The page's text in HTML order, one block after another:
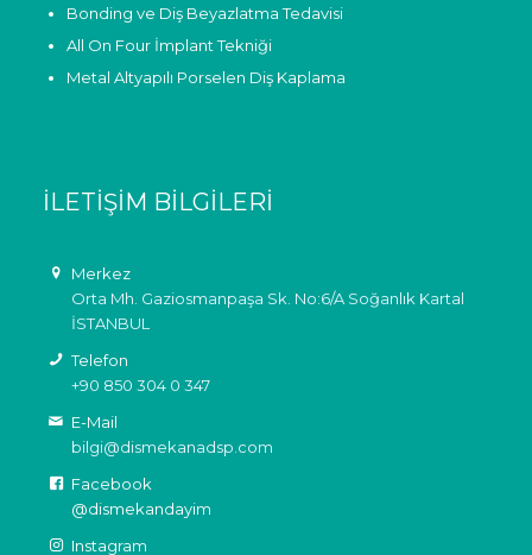
Bonding ve Diş Beyazlatma Tedavisi
All On Four İmplant Tekniği
Metal Altyapılı Porselen Diş Kaplama
İLETIŞIM BILGILERI
Merkez
Orta Mh. Gaziosmanpaşa Sk. No:6/A Soğanlık Kartal
İSTANBUL
Telefon
+90 850 304 0 347
E-Mail
bilgi@dismekanadsp.com
Facebook
@dismekandayim
Instagram